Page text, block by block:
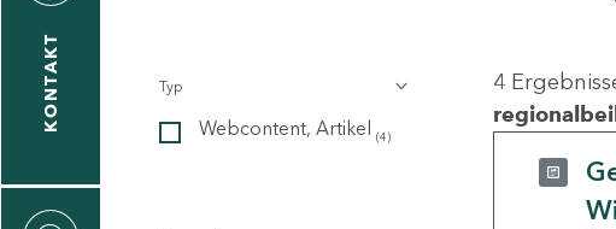
KONTAKT Typ
Webcontent, Artikel (4)
4